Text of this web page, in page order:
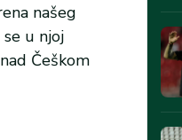
našeg
u njoj
Češkom